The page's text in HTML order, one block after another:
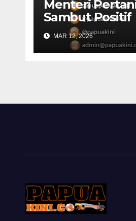
Menteri
Sambut Positif
Rencana
Pencetakah
dan Ladang di
MAR 12, 2026